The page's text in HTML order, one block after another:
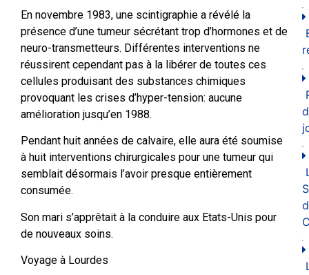
En novembre 1983, une scintigraphie a révélé la
présence d’une tumeur sécrétant trop d’hormones et de
neuro-transmetteurs. Différentes interventions ne
réussirent cependant pas à la libérer de toutes ces
cellules produisant des substances chimiques
provoquant les crises d’hyper-tension: aucune
amélioration jusqu’en 1988.
Pendant huit années de calvaire, elle aura été soumise
à huit interventions chirurgicales pour une tumeur qui
semblait désormais l’avoir presque entièrement
consumée.
Son mari s’apprêtait à la conduire aux Etats-Unis pour
de nouveaux soins.
Voyage à Lourdes